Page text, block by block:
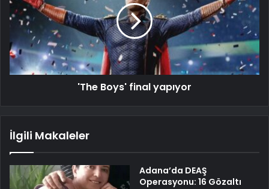
'The Boys' final yapıyor
İlgili Makaleler
Adana’da DEAŞ
Operasyonu: 16 Gözaltı